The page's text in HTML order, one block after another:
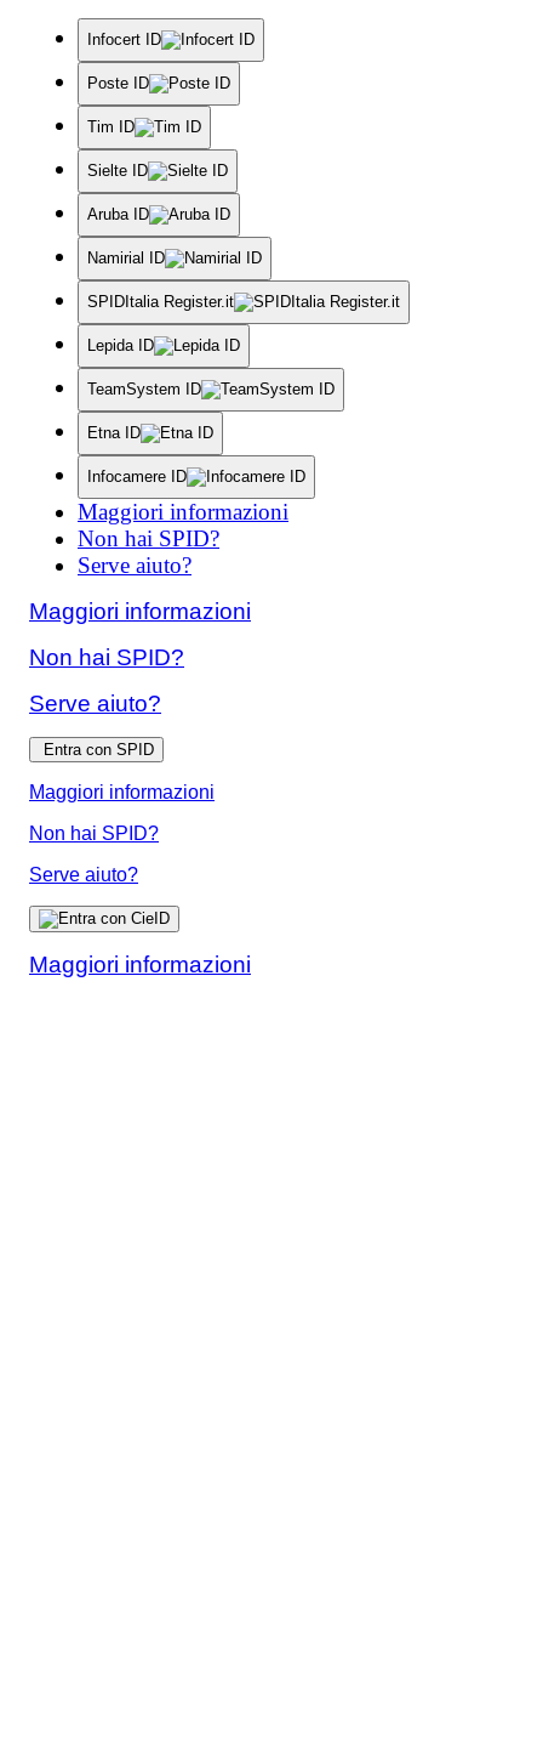
Infocert ID
Poste ID
Tim ID
Sielte ID
Aruba ID
Namirial ID
SPIDItalia Register.it
Lepida ID
TeamSystem ID
Etna ID
Infocamere ID
Maggiori informazioni
Non hai SPID?
Serve aiuto?
Maggiori informazioni
Non hai SPID?
Serve aiuto?
Entra con SPID
Maggiori informazioni
Non hai SPID?
Serve aiuto?
Maggiori informazioni